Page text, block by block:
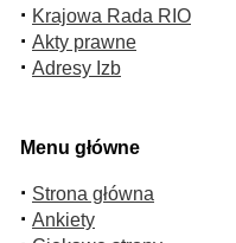
· Krajowa Rada RIO
· Akty prawne
· Adresy Izb
Menu główne
· Strona główna
· Ankiety